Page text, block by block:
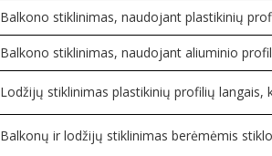
Balkono stiklinimas, naudojant plastikinių
Balkono stiklinimas, naudojant aliuminio
Lodžijų stiklinimas plastikinių profilių
Balkonų ir lodžijų stiklinimas berėmėmis